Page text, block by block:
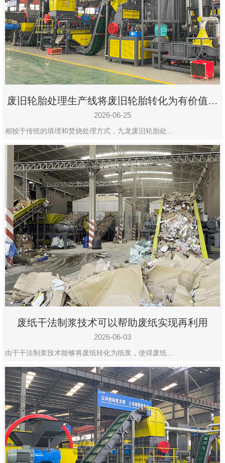
备
19020390
号-1
废旧轮胎处理生产线将废旧轮胎转化为有价值的
资源
2026-06-25
相较于传统的填埋和焚烧处理方式，九龙废旧轮胎处…
废纸干法制浆技术可以帮助废纸实现再利用
2026-06-03
由于干法制浆技术能够将废纸转化为纸浆，使得废纸…